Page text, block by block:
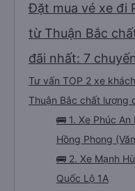
Đặt mua vé xe đi
từ Thuận Bắc
đãi nhất: 7 chuyến
Tư vấn TOP 2 xe
Thuận Bắc chất lượng
🚌 1. Xe Phúc
Hồng Phong
🚌 2. Xe Mạnh
Quốc Lộ 1A